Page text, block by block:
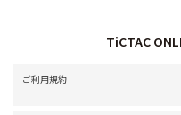
TiCTAC
ご利用規約